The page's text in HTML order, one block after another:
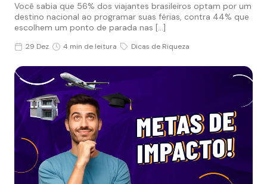
Você sabia que 56% dos viajantes brasileiros optam por um
destino nacional ao programar suas férias, contra 44% que
escolhem um ponto de parada nas […]
29 Dez 4 min de leitura Dicas de Riqueza